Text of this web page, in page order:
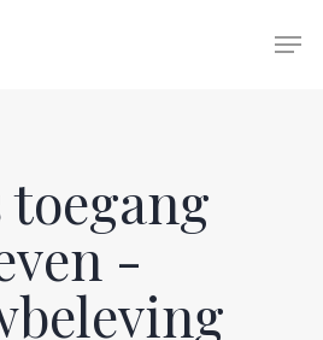
or ESC to close
-